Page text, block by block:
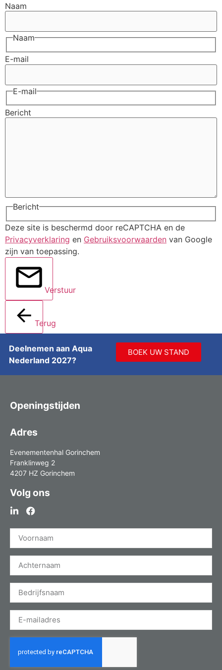
Naam
Naam
E-mail
E-mail
Bericht
Bericht
Deze site is beschermd door reCAPTCHA en de
Privacyverklaring en Gebruiksvoorwaarden van Google
zijn van toepassing.
Verstuur
Terug
Deelnemen aan Aqua
Nederland 2027?
BOEK UW STAND
Openingstijden
Adres
Evenementenhal Gorinchem
Franklinweg 2
4207 HZ Gorinchem
Volg ons